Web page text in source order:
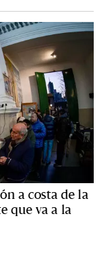
a costa de la
que va a la